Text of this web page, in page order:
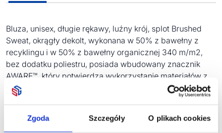
Zgoda Szczegóły O plikach cookies
Bluza, unisex, długie rękawy, luźny krój, splot Brushed
Sweat, okrągły dekolt, wykonana w 50% z bawełny z
recyklingu i w 50% z bawełny organicznej 340 m/m2,
bez dodatku poliestru, posiada wbudowany znacznik
AWARE™, który potwierdza wykorzystanie materiałów z
recyklingu, posiada kod QR na metce, który prowadzi do
cyfrowego paszportu produktu, 2% wpływów z każdego
przekazywane na rzecz Water.org, ślad węglowy